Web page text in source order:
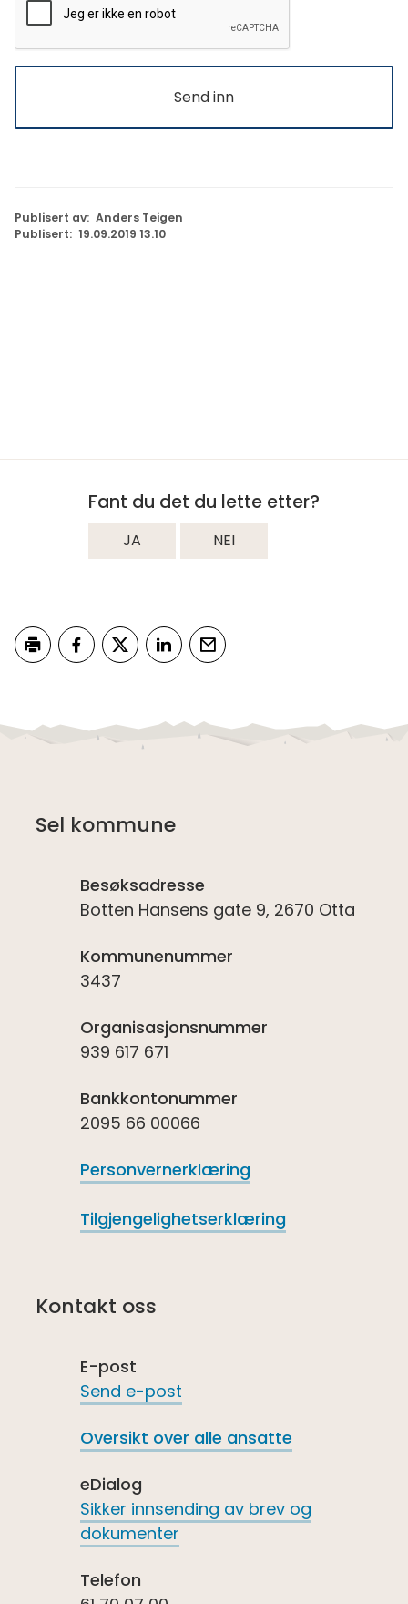
Send inn
Publisert av Anders Teigen
Publisert
19.09.2019 13.10
Fant du det du lette etter?
JA NEI
Sel kommune
Besøksadresse
Botten Hansens gate 9, 2670 Otta
Kommunenummer
3437
Organisasjonsnummer
939 617 671
Bankkontonummer
2095 66 00066
Personvernerklæring
Tilgjengelighetserklæring
Kontakt oss
E-post
Send e-post
Oversikt over alle ansatte
eDialog
Sikker innsending av brev og
dokumenter
Telefon